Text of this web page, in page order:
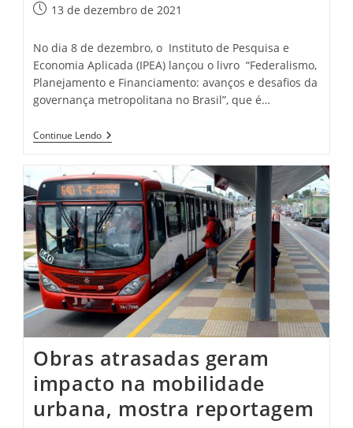
Post13 de dezembro de 2021
No dia 8 de dezembro, o Instituto de Pesquisa e
Economia Aplicada (IPEA) lançou o livro “Federalismo,
Planejamento e Financiamento: avanços e desafios da
governança metropolitana no Brasil”, que é…
Continue LendoORMM
Participa
Produção
Série
Governança
Metropolitana
Do
IPEA
Obras atrasadas geram
impacto na mobilidade
urbana, mostra reportagem